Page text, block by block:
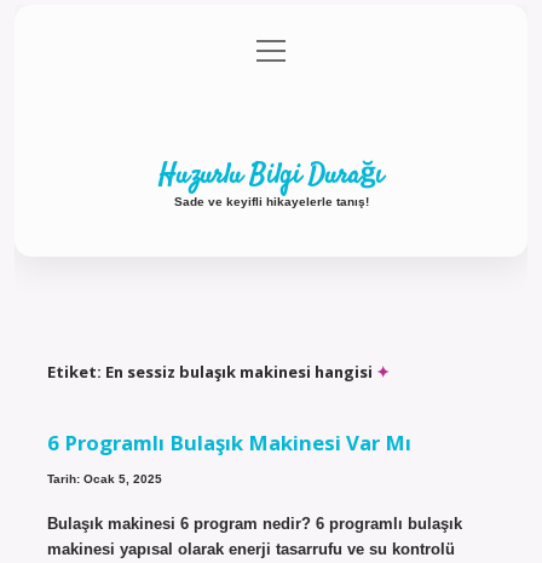
Gizlilik Politikası
menüyü
aç
Huzurlu Bilgi Durağı
Sade ve keyifli hikayelerle tanış!
Etiket: En sessiz bulaşık makinesi hangisi
6 Programlı Bulaşık Makinesi Var Mı
Tarih: Ocak 5, 2025
Bulaşık makinesi 6 program nedir? 6 programlı bulaşık
makinesi yapısal olarak enerji tasarrufu ve su kontrolü